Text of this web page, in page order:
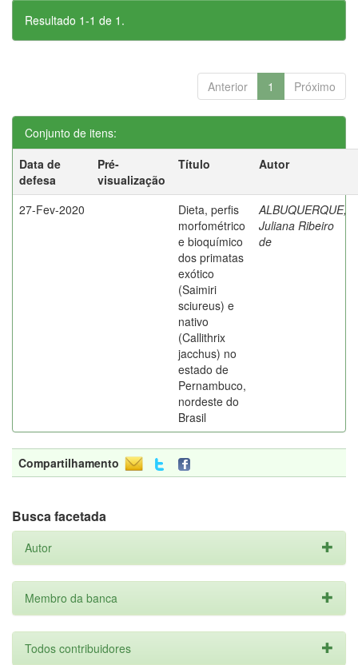
Resultado 1-1 de 1.
Anterior 1 Próximo
Conjunto de itens:
Data de
defesa
Pré-
visualização
Título Autor
27-Fev-2020
Dieta, perfis
morfométrico
e bioquímico
dos primatas
exótico
(Saimiri
sciureus) e
nativo
(Callithrix
jacchus) no
estado de
Pernambuco,
nordeste do
Brasil
ALBUQUERQUE,
Juliana Ribeiro
de
Compartilhamento
Busca facetada
Autor
Membro da banca
Todos contribuidores